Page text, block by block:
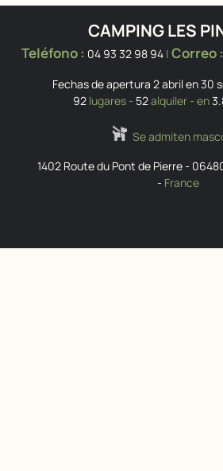
CAMPING LES
Teléfono : 04 93 32 98 94| Correo :
Fechas de apertura 2 abril en 30
92 lugares - 52alquiler - en
Se admiten
1402 Route du Pont de Pierre-
- France